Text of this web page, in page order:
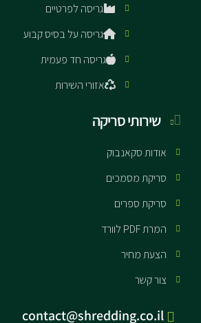
גריסה לפרטיים
גריסה על בסיס קבוע
גריסה חד פעמית
אזורי השירות
שירותי סריקה
אודות סקאנבוק
סריקת מסמכים
סריקת ספרים
המרת PDF לוורד
הצעת מחיר
צור קשר
contact@shredding.co.il